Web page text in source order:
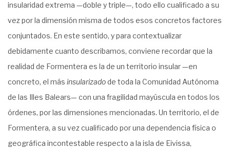
insularidad extrema —doble y triple—, todo ello cualificado a su
vez por la dimensión misma de todos esos concretos factores
conjuntados. En este sentido, y para contextualizar
debidamente cuanto describamos, conviene recordar que la
realidad de Formentera es la de un territorio insular —en
concreto, el más insularizadode toda la Comunidad Autónoma
de las Illes Balears— con una fragilidad mayúscula en todos los
órdenes, por las dimensiones mencionadas. Un territorio, el de
Formentera, a su vez cualificado por una dependencia física o
geográfica incontestable respecto a la isla de Eivissa,